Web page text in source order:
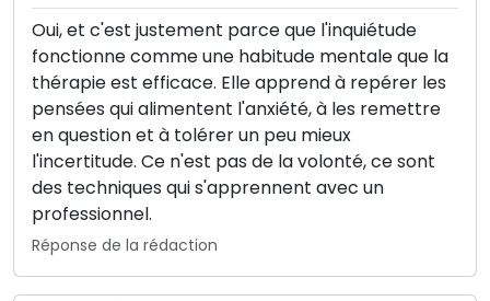
Oui, et c'est justement parce que l'inquiétude
fonctionne comme une habitude mentale que la
thérapie est efficace. Elle apprend à repérer les
pensées qui alimentent l'anxiété, à les remettre
en question et à tolérer un peu mieux
l'incertitude. Ce n'est pas de la volonté, ce sont
des techniques qui s'apprennent avec un
professionnel.
Réponse de la rédaction